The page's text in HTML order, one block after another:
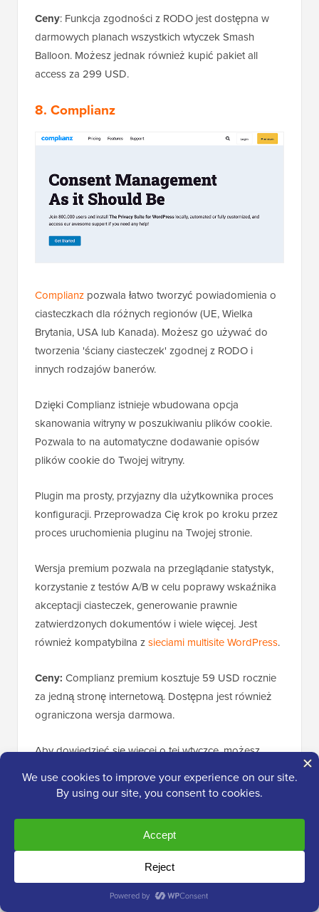
Ceny: Funkcja zgodności z RODO jest dostępna w
darmowych planach wszystkich wtyczek Smash
Balloon. Możesz jednak również kupić pakiet all
access za 299 USD.
8. Complianz
Complianz pozwala łatwo tworzyć powiadomienia o
ciasteczkach dla różnych regionów (UE, Wielka
Brytania, USA lub Kanada). Możesz go używać do
tworzenia 'ściany ciasteczek' zgodnej z RODO i
innych rodzajów banerów.
Dzięki Complianz istnieje wbudowana opcja
skanowania witryny w poszukiwaniu plików cookie.
Pozwala to na automatyczne dodawanie opisów
plików cookie do Twojej witryny.
Plugin ma prosty, przyjazny dla użytkownika proces
konfiguracji. Przeprowadza Cię krok po kroku przez
proces uruchomienia pluginu na Twojej stronie.
Wersja premium pozwala na przeglądanie statystyk,
korzystanie z testów A/B w celu poprawy wskaźnika
akceptacji ciasteczek, generowanie prawnie
zatwierdzonych dokumentów i wiele więcej. Jest
również kompatybilna zsieciami multisite WordPress.
Ceny: Complianz premium kosztuje 59 USD rocznie
za jedną stronę internetową. Dostępna jest również
ograniczona wersja darmowa.
Aby dowiedzieć się więcej o tej wtyczce, możesz
PushEngage
– Przyjazne dla RODO
powiadomienia push